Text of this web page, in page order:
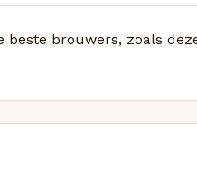
brouwers, zoals